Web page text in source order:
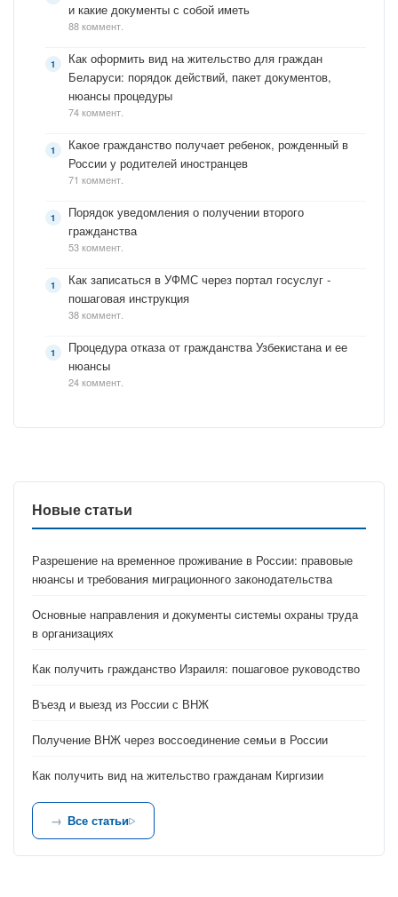
и какие документы с собой иметь
88 коммент.
Как оформить вид на жительство для граждан
Беларуси: порядок действий, пакет документов,
нюансы процедуры
74 коммент.
Какое гражданство получает ребенок, рожденный в
России у родителей иностранцев
71 коммент.
Порядок уведомления о получении второго
гражданства
53 коммент.
Как записаться в УФМС через портал госуслуг -
пошаговая инструкция
38 коммент.
Процедура отказа от гражданства Узбекистана и ее
нюансы
24 коммент.
Новые статьи
Разрешение на временное проживание в России: правовые
нюансы и требования миграционного законодательства
Основные направления и документы системы охраны труда
в организациях
Как получить гражданство Израиля: пошаговое руководство
Въезд и выезд из России с ВНЖ
Получение ВНЖ через воссоединение семьи в России
Как получить вид на жительство гражданам Киргизии
Все статьи